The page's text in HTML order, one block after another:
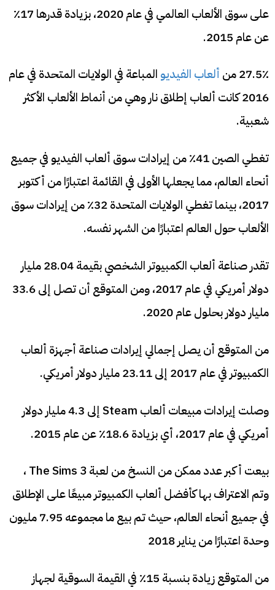
على سوق الألعاب العالمي في عام 2020، بزيادة قدرها 17٪
عن عام 2015.
27.5٪ من ألعاب الفيديو المباعة في الولايات المتحدة في عام
2016 كانت ألعاب إطلاق نار وهي من أنماط الألعاب الأكثر
شعبية.
تغطي الصين 41٪ من إيرادات سوق ألعاب الفيديو في جميع
أنحاء العالم، مما يجعلها الأولى في القائمة اعتبارًا من أكتوبر
2017، بينما تغطي الولايات المتحدة 32٪ من إيرادات سوق
الألعاب حول العالم اعتبارًا من الشهر نفسه.
تقدر صناعة ألعاب الكمبيوتر الشخصي بقيمة 28.04 مليار
دولار أمريكي في عام 2017، ومن المتوقع أن تصل إلى 33.6
مليار دولار بحلول عام 2020.
من المتوقع أن يصل إجمالي إيرادات صناعة أجهزة ألعاب
الكمبيوتر في عام 2017 إلى 23.11 مليار دولار أمريكي.
وصلت إيرادات مبيعات ألعاب Steam إلى 4.3 مليار دولار
أمريكي في عام 2017، أي بزيادة 18.6٪ عن عام 2015.
بيعت أكبر عدد ممكن من النسخ من لعبة The Sims 3 ،
وتم الاعتراف بها كأفضل ألعاب الكمبيوتر مبيعًا على الإطلاق
في جميع أنحاء العالم، حيث تم بيع ما مجموعه 7.95 مليون
وحدة اعتبارًا من يناير 2018
من المتوقع زيادة بنسبة 15٪ في القيمة السوقية لجهاز